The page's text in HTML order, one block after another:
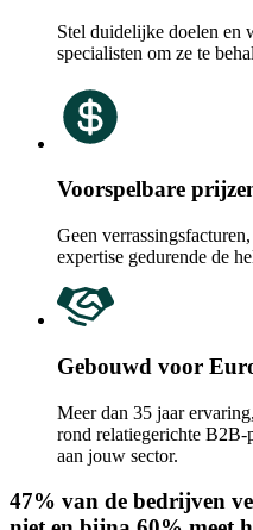
Stel duidelijke doelen en
specialisten om ze te
Voorspelbare
Geen
expertise gedurende de
Gebouwd voor
Meer dan 35 jaar
rond relatiegerichte B2B-
aan jouw sector.
47% van de bedrijven